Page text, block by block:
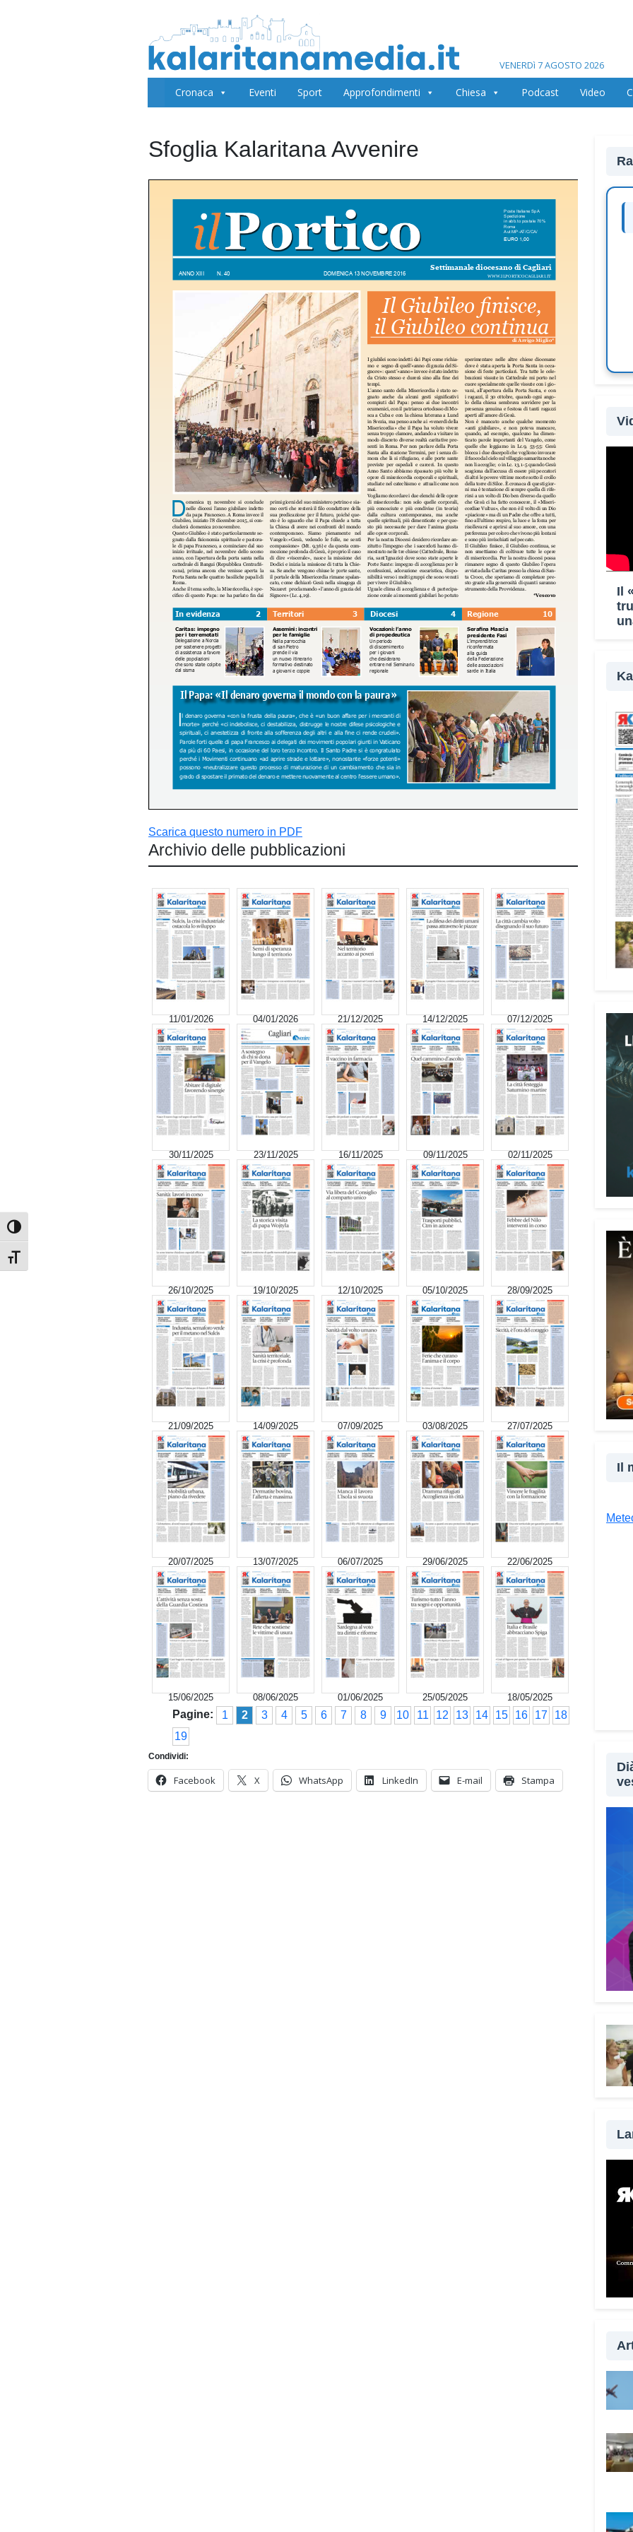
Attiva/disattiva alto contrasto
Attiva/disattiva dimensione testo
VENERDì 7 AGOSTO 2026
Cronaca Eventi Sport Approfondimenti Chiesa Podcast Video
Sfoglia Kalaritana Avvenire
Scarica questo numero in PDF
Archivio delle pubblicazioni
11/01/2026 04/01/2026 21/12/2025 14/12/2025 07/12/2025
30/11/2025 23/11/2025 16/11/2025 09/11/2025 02/11/2025
26/10/2025 19/10/2025 12/10/2025 05/10/2025 28/09/2025
21/09/2025 14/09/2025 07/09/2025 03/08/2025 27/07/2025
20/07/2025 13/07/2025 06/07/2025 29/06/2025 22/06/2025
15/06/2025 08/06/2025 01/06/2025 25/05/2025 18/05/2025
Pagine: 1 2 3 4 5 6 7 8 9 10 11 12 13 14 15 16 17
18
19
Condividi:
Facebook X WhatsApp LinkedIn E-mail Stampa
ai
mia
da
una
È
con i
Lei
Sì,
tutta
c’è
Il
Il